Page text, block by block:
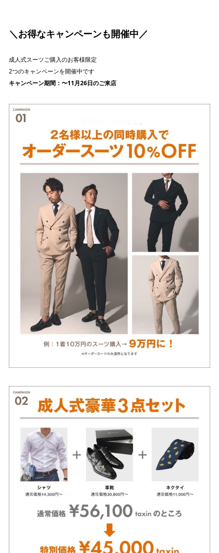
＼お得なキャンペーンも開催中／
成人式スーツご購入のお客様限定
2つのキャンペーンを開催中です
キャンペーン期間：〜11月26日のご来店